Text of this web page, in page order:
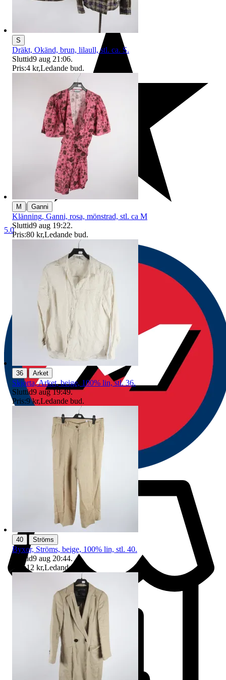
5.0
S
Dräkt, Okänd, brun, lilaull, stl. ca. S.
Sluttid9 aug 21:06.
Pris:4 kr,Ledande bud.
M | Ganni
Klänning, Ganni, rosa, mönstrad, stl. ca M
Sluttid9 aug 19:22.
Pris:80 kr,Ledande bud.
36 | Arket
Skjorta, Arket, beige, 100% lin, stl. 36.
Sluttid9 aug 19:49.
Pris:9 kr,Ledande bud.
40 Ströms
Byxor, Ströms, beige, 100% lin, stl. 40.
Sluttid9 aug 20:44.
Pris:12 kr,Ledande bud .